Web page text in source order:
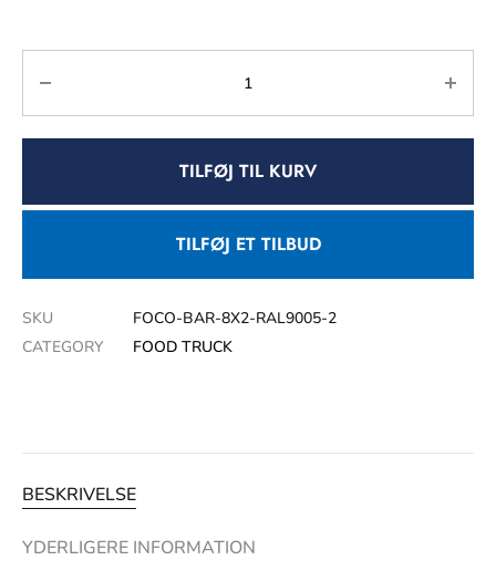
TILFØJ TIL KURV
TILFØJ ET TILBUD
SKU
FOCO-BAR-8X2-RAL9005-2
CATEGORY
FOOD TRUCK
BESKRIVELSE
YDERLIGERE INFORMATION